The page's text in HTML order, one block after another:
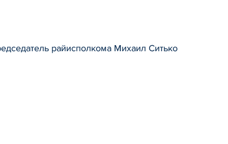
райисполкома Михаил Ситько